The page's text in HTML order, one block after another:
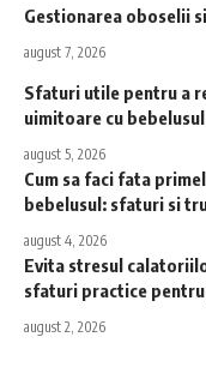
Gestionarea oboselii
august 7, 2026
Sfaturi utile pentru a
uimitoare cu
august 5, 2026
Cum sa faci fata
bebelusul: sfaturi si
august 4, 2026
Evita stresul
sfaturi practice
august 2, 2026